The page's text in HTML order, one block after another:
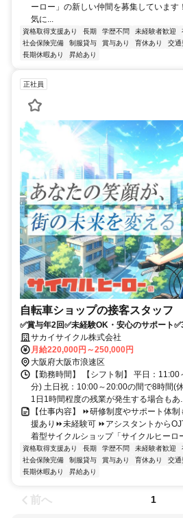
ーロー」の新しい仲間を募集していま
気に...
資格取得支援あり 長期 学歴不問 未経験者歓迎
社会保険完備
制服貸与 賞与あり 育休あり 交通
長期休暇あり
昇給あり
正社員
自転車ショップの接客スタッフ
✅賞与年2回✅未経験OK・安心のサポート
ある職場✅資格取得支援制度
サカイサイクル株式会社
月給220,000円～250,000円
大阪府大阪市浪速区
【勤務時間】 【シフト制】 平日：
分) 土日祝：10:00～20:00の間で8時間(
1日1時間程度の残業が発生する場合もあ...
【仕事内容】 ⏩️研修制度やサポート体
援あり⏩️未経験可 ⏩️アシスタントから
着型サイクルショップ「サイクルヒーロ
資格取得支援あり 長期 学歴不問 未経験者歓迎
社会保険完備
制服貸与 賞与あり 育休あり 交通
長期休暇あり
昇給あり
前へ 1